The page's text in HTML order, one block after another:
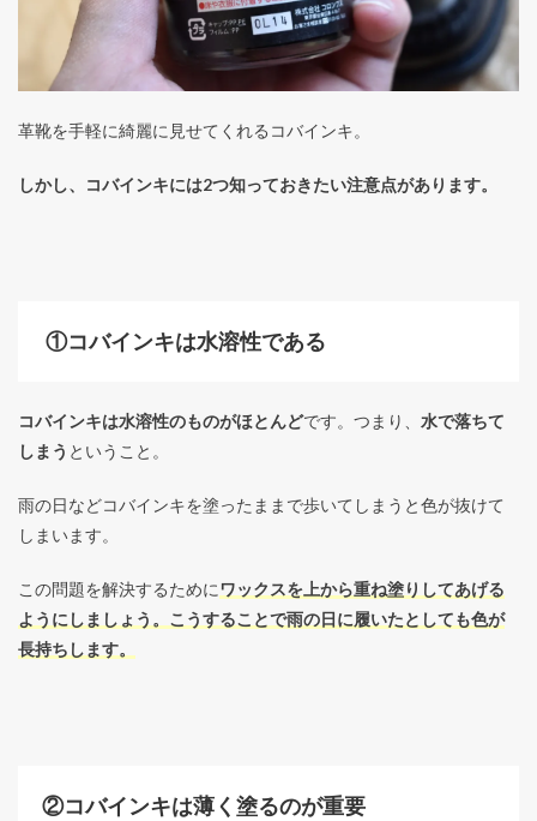
革靴を手軽に綺麗に見せてくれるコバインキ。
しかし、コバインキには2つ知っておきたい注意点があります。
①コバインキは水溶性である
コバインキは水溶性のものがほとんどです。つまり、 水で落ちて
しまう ということ。
雨の日などコバインキを塗ったままで歩いてしまうと色が抜けて
しまいます。
この問題を解決するために ワックスを上から重ね塗りしてあげる
ようにしましょう。こうすることで雨の日に履いたとしても色が
長持ちします。
②コバインキは薄く塗るのが重要